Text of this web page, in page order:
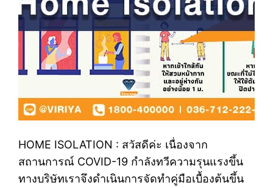
HOME ISOLATION : สวัสดีค่ะ เนื่องจาก
สถานการณ์ COVID-19 กำลังทวีความรุนแรงขึ้น
ทางบริษัทเราจึงดำเนินการจัดทำคู่มือเบื้องต้นขึ้น